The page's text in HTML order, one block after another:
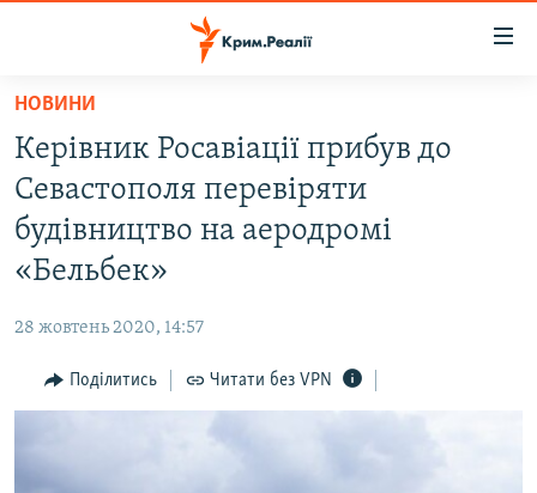
Перейти
основного
матеріалу
Перейти
до
основної
Перейти
пошуку
ВОДА.КРИМ
ВІДЕО ТА ФОТО
ПОЛІТИКА
ІНТЕРВ'Ю
НОВИНИ
Керівник Росавіації прибув до
Севастополя перевіряти
будівництво на аеродромі
«Бельбек»
28 жовтень 2020, 14:57
Поділитись Читати без VPN